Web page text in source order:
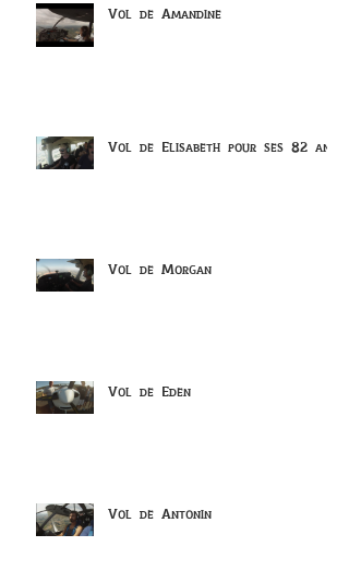
Vol de Amandine
Vol de Elisabeth pour ses 82 ans
Vol de Morgan
Vol de Eden
Vol de Antonin